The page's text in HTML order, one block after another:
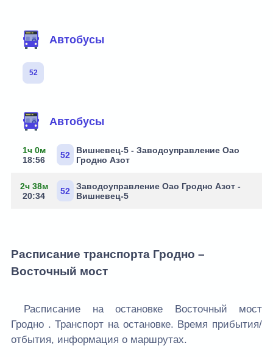
Автобусы
52
Автобусы
1ч 0м
18:56
52
Вишневец-5 - Заводоуправление Оао
Гродно Азот
2ч 38м
20:34
52
Заводоуправление Оао Гродно Азот -
Вишневец-5
Расписание транспорта Гродно –
Восточный мост
Расписание на остановке Восточный мост
Гродно . Транспорт на остановке. Время прибытия/
отбытия, информация о маршрутах.